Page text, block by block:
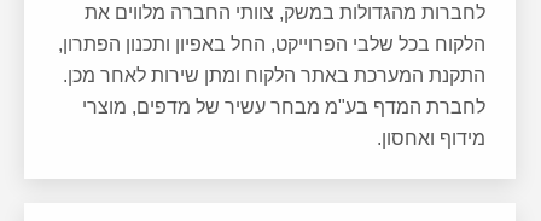
לחברות מהגדולות במשק, צוותי החברה מלווים את
הלקוח בכל שלבי הפרוייקט, החל באפיון ותכנון הפתרון,
התקנת המערכת באתר הלקוח ומתן שירות לאחר מכן.
לחברת המדף בע"מ מבחר עשיר של מדפים, מוצרי
מידוף ואחסון.